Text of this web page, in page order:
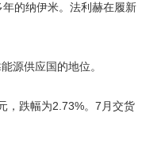
的纳伊米。法利赫在履新
源供应国的地位。
跌幅为2.73%。7月交货